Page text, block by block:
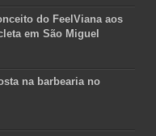
do FeelViana aos
em São Miguel
na barbearia no